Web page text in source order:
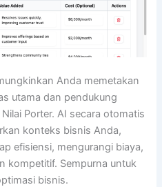
Anda memetakan
utama dan pendukung
Porter. AI secara otomatis
konteks bisnis Anda,
efisiensi, mengurangi biaya,
kompetitif. Sempurna untuk
bisnis.